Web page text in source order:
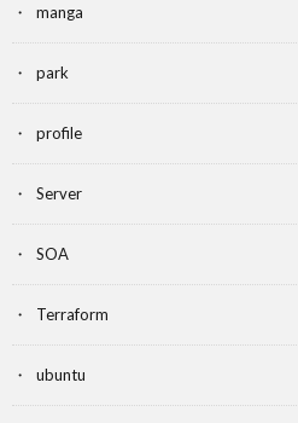
manga
park
profile
Server
SOA
Terraform
ubuntu